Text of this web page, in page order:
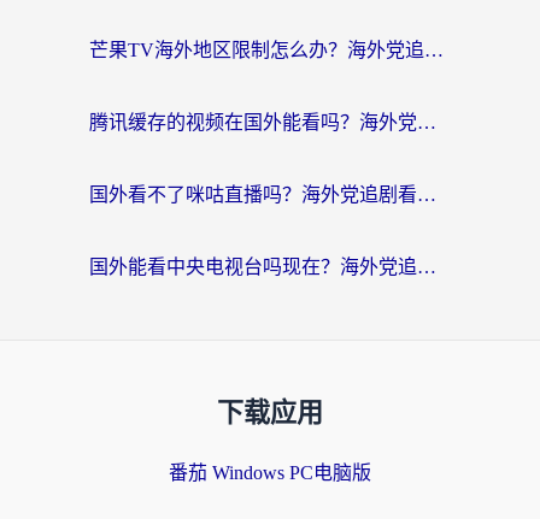
芒果TV海外地区限制怎么办？海外党追剧看片的实用加速器选择指南
腾讯缓存的视频在国外能看吗？海外党追剧看片的终极解决方案
国外看不了咪咕直播吗？海外党追剧看片的加速器选择指南
国外能看中央电视台吗现在？海外党追剧看央视的实用指南
下载应用
番茄 Windows PC电脑版